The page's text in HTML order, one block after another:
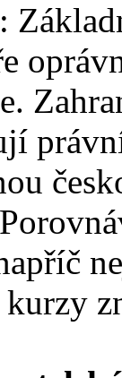
:
kurzy